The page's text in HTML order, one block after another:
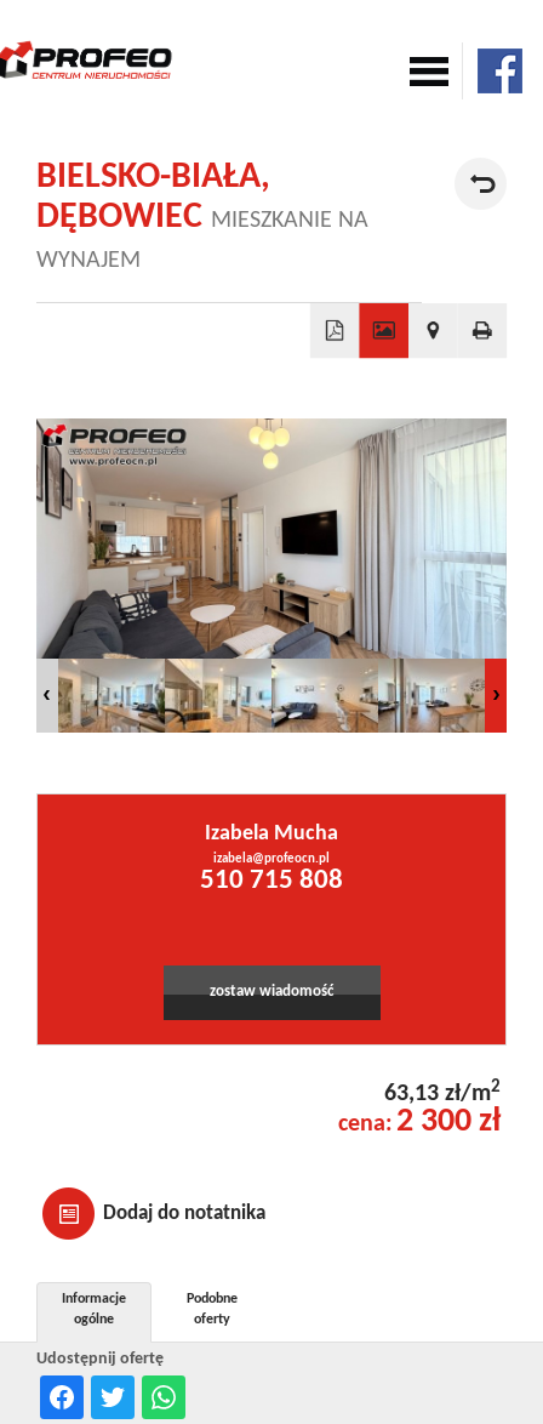
Komercja
Nowe
Inwestycje
PROMOCJE
BIELSKO-BIAŁA,
DĘBOWIEC MIESZKANIE NA
WYNAJEM
−
Izabela Mucha
izabela@profeocn.pl
510 715 808
zostaw wiadomość
63,13 zł/m2
cena: 2 300 zł
Dodaj do notatnika
Udostępnij ofertę
Informacje
ogólne
Podobne
oferty